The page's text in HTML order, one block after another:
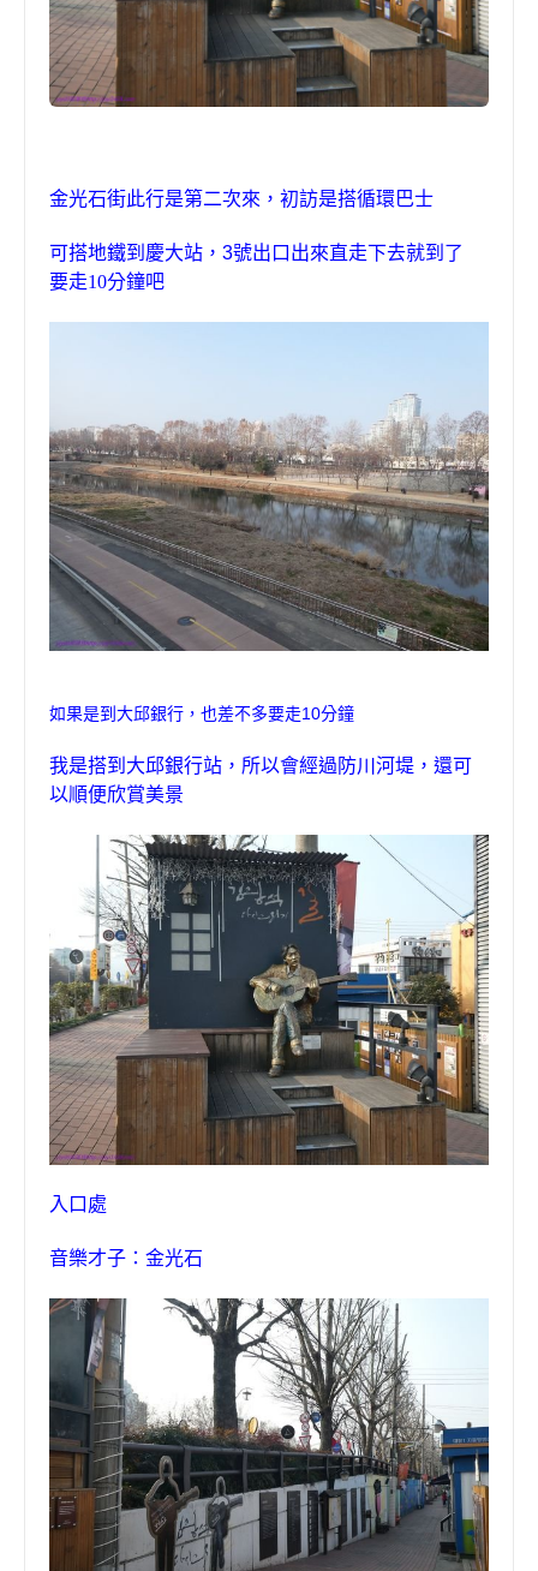
金光石街此行是第二次來 ， 初訪是搭循環巴士
可搭地鐵到慶大站， 3號出口出來直走下去就到了
要走10分鐘吧
如果是到大邱銀行，也差不多要走10分鐘
我是搭到大邱銀行站 ， 所以會經過防川河堤 ， 還可
以順便欣賞美景
入口處
音樂才子：金光石